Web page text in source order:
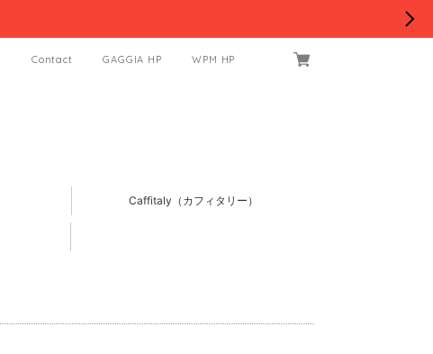
Contact GAGGIA HP WPM HP
Caffitaly（カフィタリー）